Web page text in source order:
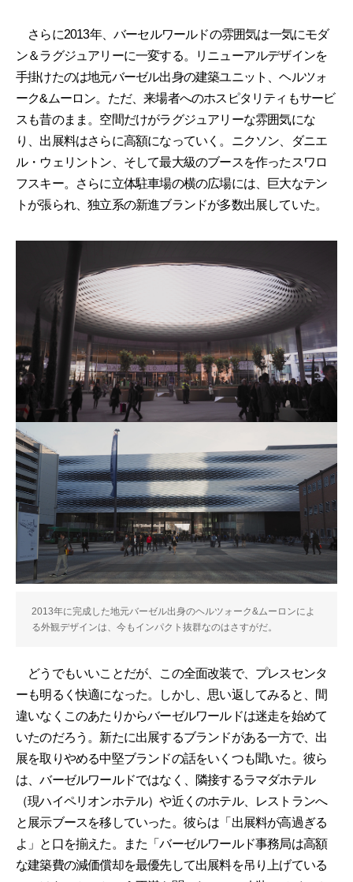
さらに2013年、バーセルワールドの雰囲気は一気にモダ
ン＆ラグジュアリーに一変する。リニューアルデザインを
手掛けたのは地元バーゼル出身の建築ユニット、ヘルツォ
ーク&ムーロン。ただ、来場者へのホスピタリティもサービ
スも昔のまま。空間だけがラグジュアリーな雰囲気にな
り、出展料はさらに高額になっていく。ニクソン、ダニエ
ル・ウェリントン、そして最大級のブースを作ったスワロ
フスキー。さらに立体駐車場の横の広場には、巨大なテン
トが張られ、独立系の新進ブランドが多数出展していた。
2013年に完成した地元バーゼル出身のヘルツォーク&ムーロンによ
る外観デザインは、今もインパクト抜群なのはさすがだ。
どうでもいいことだが、この全面改装で、プレスセンタ
ーも明るく快適になった。しかし、思い返してみると、間
違いなくこのあたりからバーゼルワールドは迷走を始めて
いたのだろう。新たに出展するブランドがある一方で、出
展を取りやめる中堅ブランドの話をいくつも聞いた。彼ら
は、バーゼルワールドではなく、隣接するラマダホテル
（現ハイペリオンホテル）や近くのホテル、レストランへ
と展示ブースを移していった。彼らは「出展料が高過ぎる
よ」と口を揃えた。また「バーゼルワールド事務局は高額
な建築費の減価償却を最優先して出展料を吊り上げている